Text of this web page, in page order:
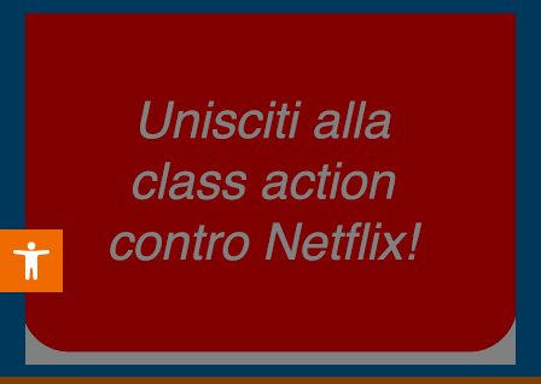
Open toolbar